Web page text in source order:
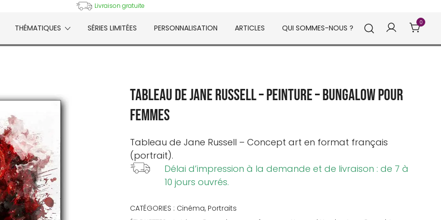
Livraison gratuite
THÉMATIQUES SÉRIES LIMITÉES PERSONNALISATION ARTICLES QUI SOMMES-NOUS ?
0
Tableau de Jane Russell – Peinture – Bungalow pour
femmes
Tableau de Jane Russell – Concept art en format français
(portrait).
Délai d’impression à la demande et de livraison : de 7 à
10 jours ouvrés.
CATÉGORIES : Cinéma, Portraits